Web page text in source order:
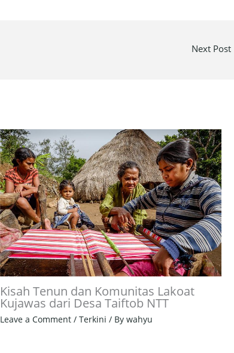
Next Post
Kisah Tenun dan Komunitas Lakoat
Kujawas dari Desa Taiftob NTT
Leave a Comment / Terkini / By wahyu